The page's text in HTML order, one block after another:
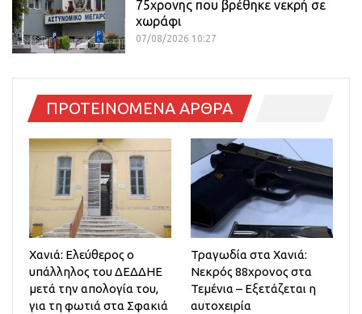
75χρονης που βρέθηκε νεκρή σε
χωράφι
07/08/2026 10:27
ΠΡΟΤΕΙΝΟΜΕΝΑ ΑΡΘΡΑ
Χανιά: Ελεύθερος ο
υπάλληλος του ΔΕΔΔΗΕ
μετά την απολογία του,
για τη φωτιά στα Σφακιά
Τραγωδία στα Χανιά:
Νεκρός 88χρονος στα
Τεμένια – Εξετάζεται η
αυτοχειρία